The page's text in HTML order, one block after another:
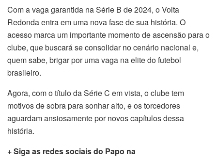
Com a vaga garantida na Série B de 2024, o Volta
Redonda entra em uma nova fase de sua história. O
acesso marca um importante momento de ascensão para o
clube, que buscará se consolidar no cenário nacional e,
quem sabe, brigar por uma vaga na elite do futebol
brasileiro.
Agora, com o título da Série C em vista, o clube tem
motivos de sobra para sonhar alto, e os torcedores
aguardam ansiosamente por novos capítulos dessa
história.
+ Siga as redes sociais do Papo na